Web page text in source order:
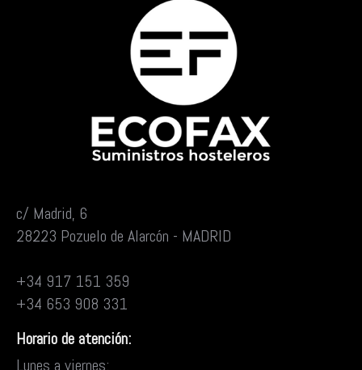
c/ Madrid, 6
28223 Pozuelo de Alarcón - MADRID
+34 917 151 359
+34 653 908 331
Horario de atención:
Lunes a viernes: